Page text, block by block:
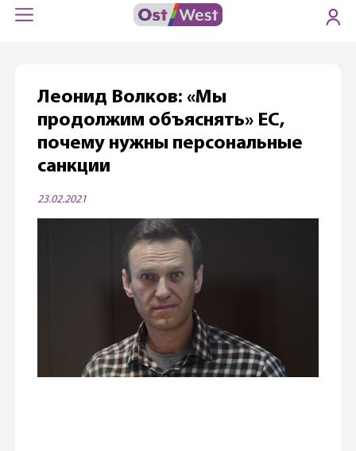
Леонид Волков: «Мы
продолжим объяснять» ЕС,
почему нужны персональные
санкции
23.02.2021